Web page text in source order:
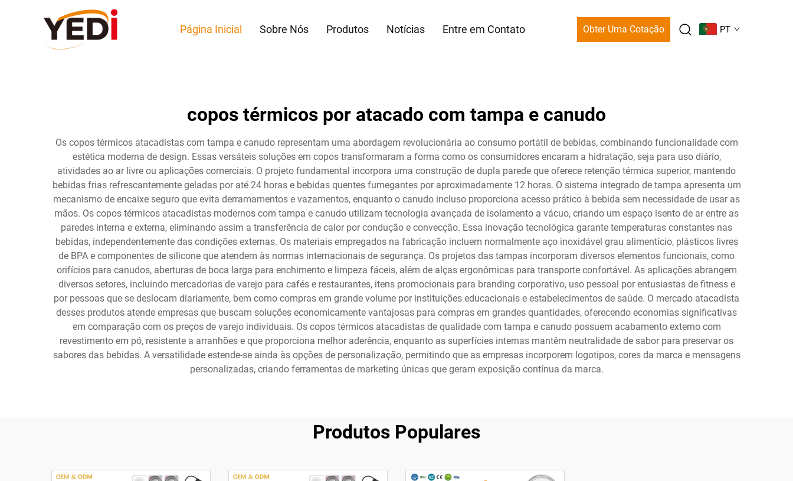
Página Inicial Sobre Nós Produtos Notícias Entre em Contato Obter Uma Cotação PT
copos térmicos por atacado com tampa e canudo
Os copos térmicos atacadistas com tampa e canudo representam uma abordagem revolucionária ao consumo portátil de bebidas, combinando funcionalidade com
estética moderna de design. Essas versáteis soluções em copos transformaram a forma como os consumidores encaram a hidratação, seja para uso diário,
atividades ao ar livre ou aplicações comerciais. O projeto fundamental incorpora uma construção de dupla parede que oferece retenção térmica superior, mantendo
bebidas frias refrescantemente geladas por até 24 horas e bebidas quentes fumegantes por aproximadamente 12 horas. O sistema integrado de tampa apresenta um
mecanismo de encaixe seguro que evita derramamentos e vazamentos, enquanto o canudo incluso proporciona acesso prático à bebida sem necessidade de usar as
mãos. Os copos térmicos atacadistas modernos com tampa e canudo utilizam tecnologia avançada de isolamento a vácuo, criando um espaço isento de ar entre as
paredes interna e externa, eliminando assim a transferência de calor por condução e convecção. Essa inovação tecnológica garante temperaturas constantes nas
bebidas, independentemente das condições externas. Os materiais empregados na fabricação incluem normalmente aço inoxidável grau alimentício, plásticos livres
de BPA e componentes de silicone que atendem às normas internacionais de segurança. Os projetos das tampas incorporam diversos elementos funcionais, como
orifícios para canudos, aberturas de boca larga para enchimento e limpeza fáceis, além de alças ergonômicas para transporte confortável. As aplicações abrangem
diversos setores, incluindo mercadorias de varejo para cafés e restaurantes, itens promocionais para branding corporativo, uso pessoal por entusiastas de fitness e
por pessoas que se deslocam diariamente, bem como compras em grande volume por instituições educacionais e estabelecimentos de saúde. O mercado atacadista
desses produtos atende empresas que buscam soluções economicamente vantajosas para compras em grandes quantidades, oferecendo economias significativas
em comparação com os preços de varejo individuais. Os copos térmicos atacadistas de qualidade com tampa e canudo possuem acabamento externo com
revestimento em pó, resistente a arranhões e que proporciona melhor aderência, enquanto as superfícies internas mantêm neutralidade de sabor para preservar os
sabores das bebidas. A versatilidade estende-se ainda às opções de personalização, permitindo que as empresas incorporem logotipos, cores da marca e mensagens
personalizadas, criando ferramentas de marketing únicas que geram exposição contínua da marca.
Produtos Populares